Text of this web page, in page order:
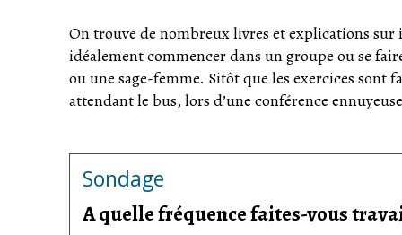
On trouve de nombreux livres et explications
idéalement commencer dans un groupe ou se
ou une sage-femme. Sitôt que les exercices
attendant le bus, lors d’une conférence
Sondage
A quelle fréquence faites-vous